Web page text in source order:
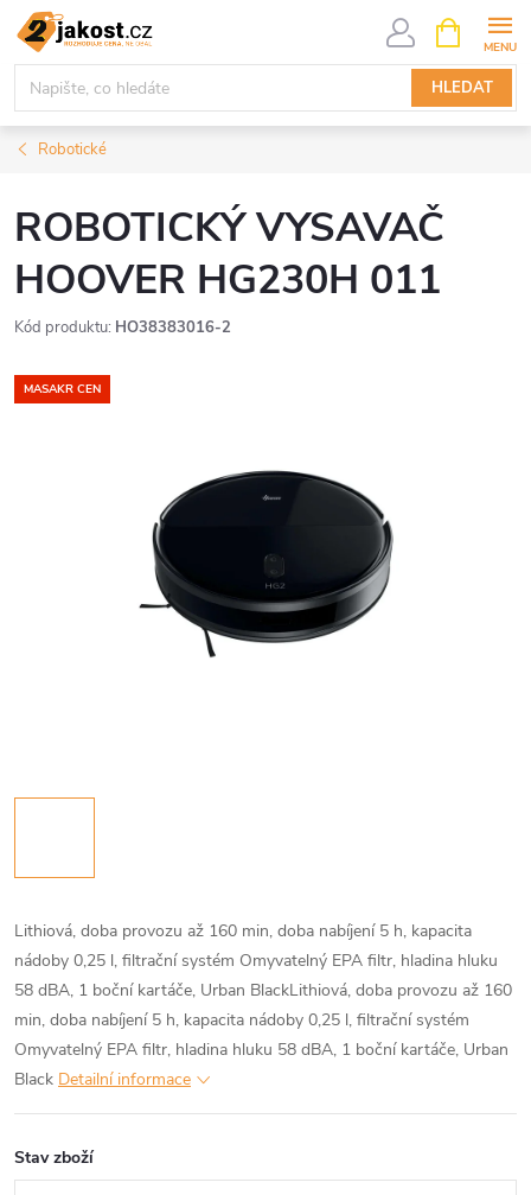
Přejít
obsah
HLEDAT
NÁKUPNÍ
KOŠÍK
Robotické
ROBOTICKÝ VYSAVAČ
HOOVER HG230H 011
Kód produktu: HO38383016-2
MASAKR CEN
Lithiová, doba provozu až 160 min, doba nabíjení 5 h, kapacita
nádoby 0,25 l, filtrační systém Omyvatelný EPA filtr, hladina hluku
58 dBA, 1 boční kartáče, Urban BlackLithiová, doba provozu až 160
min, doba nabíjení 5 h, kapacita nádoby 0,25 l, filtrační systém
Omyvatelný EPA filtr, hladina hluku 58 dBA, 1 boční kartáče, Urban
Black Detailní informace
Stav zboží